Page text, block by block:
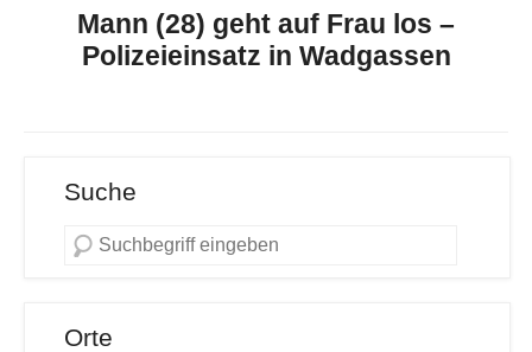
Mann (28) geht auf Frau los –
Polizeieinsatz in Wadgassen
Suche
Orte